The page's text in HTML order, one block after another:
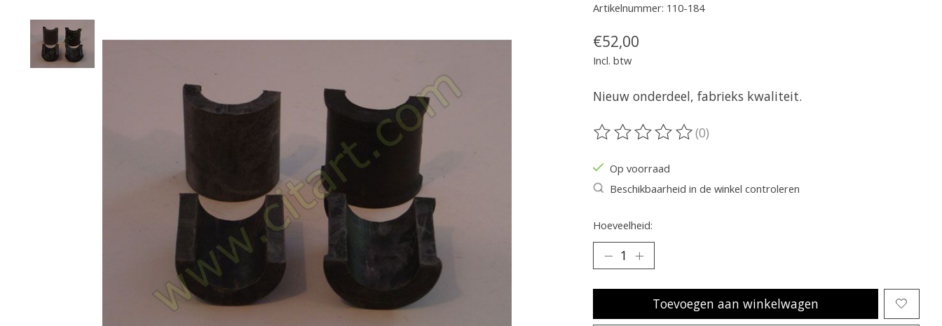
Artikelnummer: 110-184
€52,00
Incl. btw
Nieuw onderdeel, fabrieks kwaliteit.
De beoordeling van dit product is
(0)
Op voorraad
Beschikbaarheid in de winkel controleren
Hoeveelheid:
Toevoegen aan winkelwagen